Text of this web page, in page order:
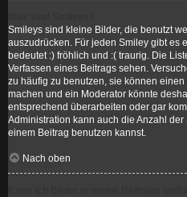
Smileys sind kleine Bilder, die benutzt
auszudrücken. Für jeden Smiley gibt es
bedeutet :) fröhlich und :( traurig. Die
Verfassen eines Beitrags sehen.
zu häufig zu benutzen, sie können
machen und ein Moderator könnte
entsprechend überarbeiten oder gar
Administration kann auch die Anzahl
einem Beitrag benutzen kannst.
Nach oben